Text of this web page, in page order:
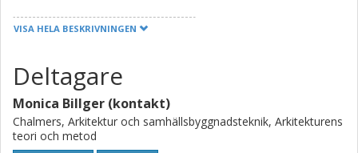
VISA HELA BESKRIVNINGEN
Deltagare
Monica Billger (kontakt)
Chalmers, Arkitektur och samhällsbyggnadsteknik, Arkitekturens
teori och metod